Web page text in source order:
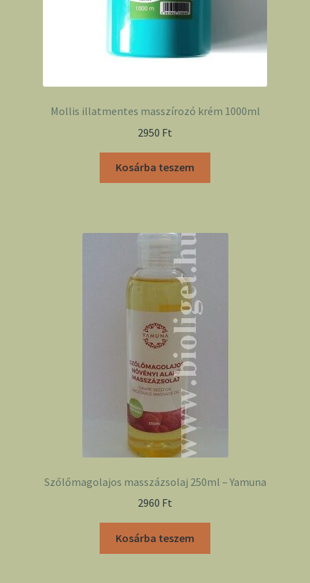
Mollis illatmentes masszírozó krém 1000ml
2950 Ft
Kosárba teszem
Szőlőmagolajos masszázsolaj 250ml – Yamuna
2960 Ft
Kosárba teszem